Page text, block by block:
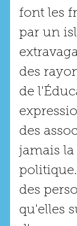
font les
par un
des
de
des
jamais
des
qu'elles